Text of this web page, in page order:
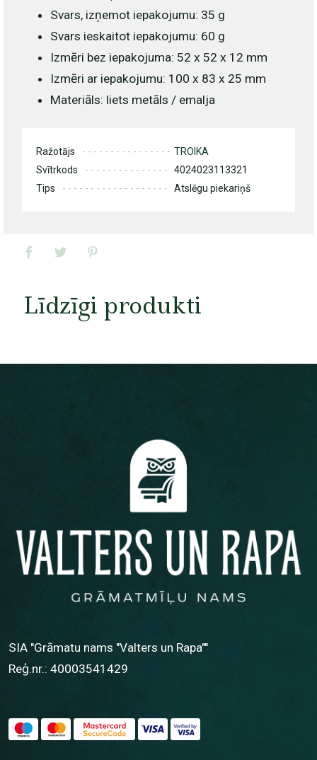
Svars, izņemot iepakojumu: 35 g
Svars ieskaitot iepakojumu: 60 g
Izmēri bez iepakojuma: 52 x 52 x 12 mm
Izmēri ar iepakojumu: 100 x 83 x 25 mm
Materiāls: liets metāls / emalja
Ražotājs
TROIKA
Svītrkods
4024023113321
Tips
Atslēgu piekariņš
Līdzīgi produkti
SIA "Grāmatu nams "Valters un Rapa""
Reģ.nr.: 40003541429